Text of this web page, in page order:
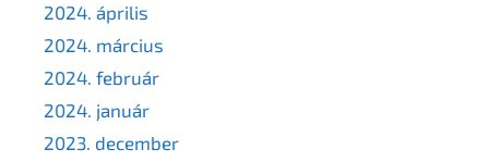
2024. április
2024. március
2024. február
2024. január
2023. december